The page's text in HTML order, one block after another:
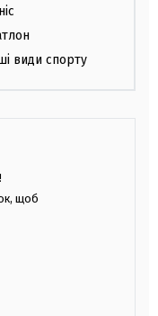
види спорту
щоб